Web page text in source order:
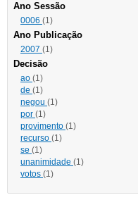
Ano Sessão
0006 (1)
Ano Publicação
2007 (1)
Decisão
ao (1)
de (1)
negou (1)
por (1)
provimento (1)
recurso (1)
se (1)
unanimidade (1)
votos (1)